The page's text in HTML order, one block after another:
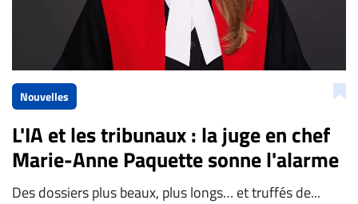
Nouvelles
L'IA et les tribunaux : la juge en chef
Marie-Anne Paquette sonne l'alarme
Des dossiers plus beaux, plus longs… et truffés de...